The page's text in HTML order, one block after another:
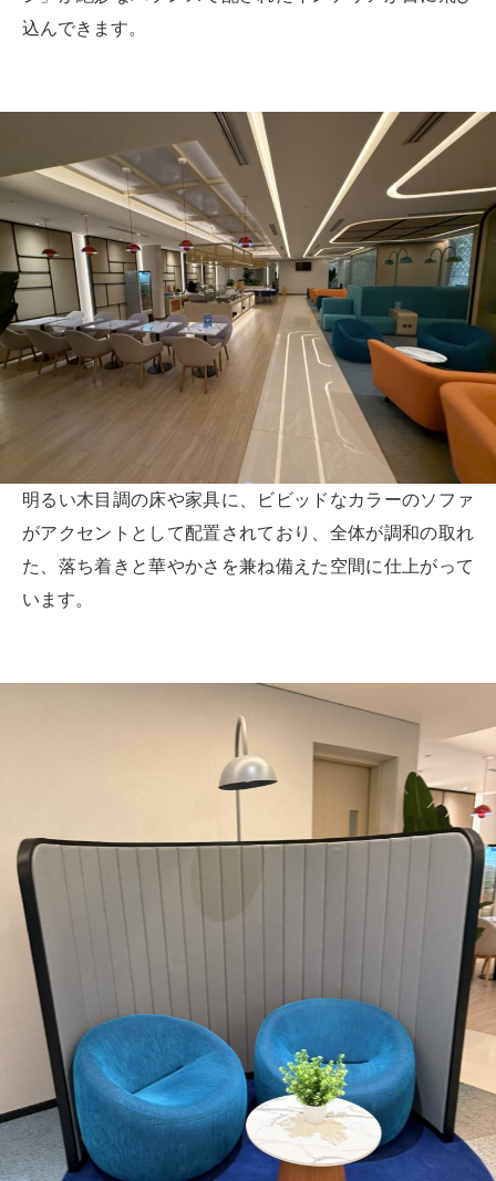
込んできます。
明るい木目調の床や家具に、ビビッドなカラーのソファ
がアクセントとして配置されており、全体が調和の取れ
た、落ち着きと華やかさを兼ね備えた空間に仕上がって
います。